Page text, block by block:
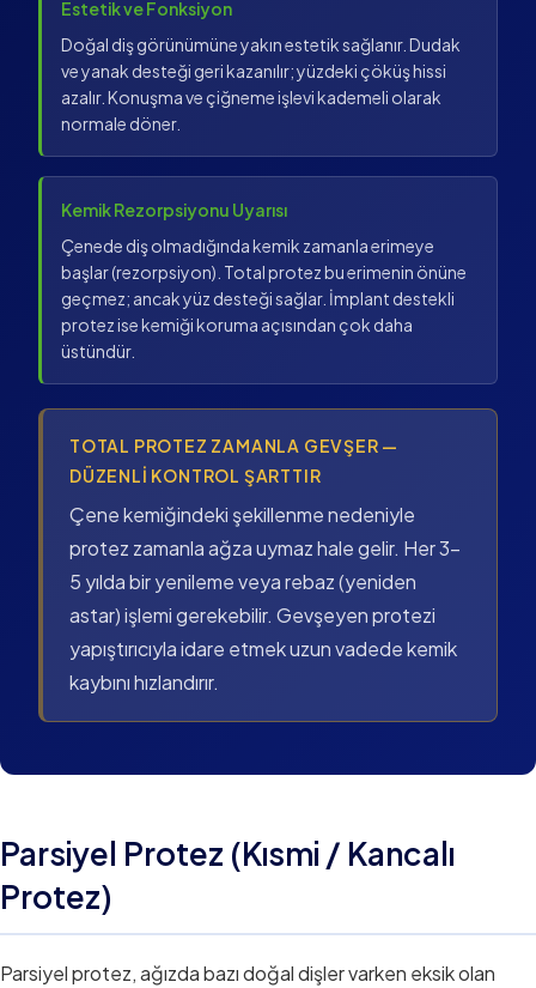
Estetik ve Fonksiyon
Doğal diş görünümüne yakın estetik sağlanır. Dudak
ve yanak desteği geri kazanılır; yüzdeki çöküş hissi
azalır. Konuşma ve çiğneme işlevi kademeli olarak
normale döner.
Kemik Rezorpsiyonu Uyarısı
Çenede diş olmadığında kemik zamanla erimeye
başlar (rezorpsiyon). Total protez bu erimenin önüne
geçmez; ancak yüz desteği sağlar. İmplant destekli
protez ise kemiği koruma açısından çok daha
üstündür.
TOTAL PROTEZ ZAMANLA GEVŞER —
DÜZENLI KONTROL ŞARTTIR
Çene kemiğindeki şekillenme nedeniyle
protez zamanla ağza uymaz hale gelir. Her 3–
5 yılda bir yenileme veya rebaz (yeniden
astar) işlemi gerekebilir. Gevşeyen protezi
yapıştırıcıyla idare etmek uzun vadede kemik
kaybını hızlandırır.
Parsiyel Protez (Kısmi / Kancalı
Protez)
Parsiyel protez, ağızda bazı doğal dişler varken eksik olan